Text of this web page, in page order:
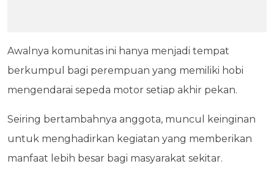
Awalnya komunitas ini hanya menjadi tempat
berkumpul bagi perempuan yang memiliki hobi
mengendarai sepeda motor setiap akhir pekan.
Seiring bertambahnya anggota, muncul keinginan
untuk menghadirkan kegiatan yang memberikan
manfaat lebih besar bagi masyarakat sekitar.